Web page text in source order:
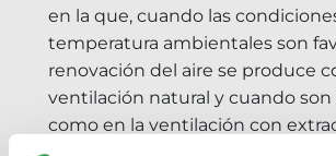
en la que, cuando las
temperatura ambientales son
renovación del aire se produce
ventilación natural y cuando son
como en la ventilación con